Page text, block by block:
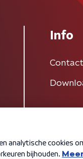
Info
Contact